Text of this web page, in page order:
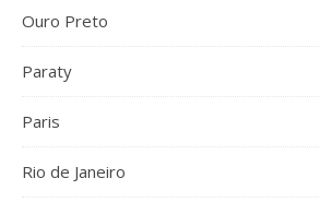
Ouro Preto
Paraty
Paris
Rio de Janeiro